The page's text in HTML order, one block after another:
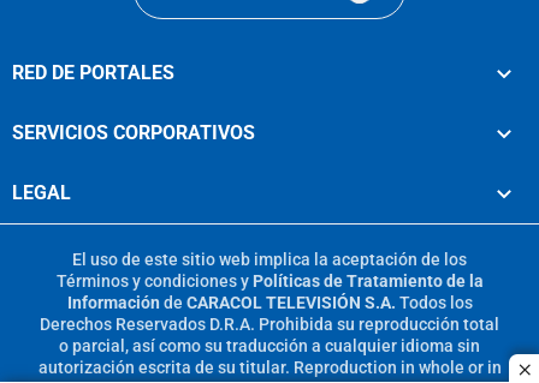
RED DE PORTALES
SERVICIOS CORPORATIVOS
LEGAL
El uso de este sitio web implica la aceptación de los
Términos y condicionesy Políticas de Tratamiento de la
Información de CARACOL TELEVISIÓN S.A. Todos los
Derechos Reservados D.R.A. Prohibida su reproducción total
o parcial, así como su traducción a cualquier idioma sin
autorización escrita de su titular. Reproduction in whole or in